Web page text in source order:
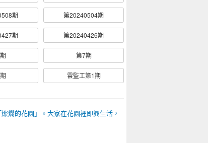
期 第20240504期
期 第20240426期
第7期
雲監工第1期
爛的花園」。大家在花園裡即興生活，